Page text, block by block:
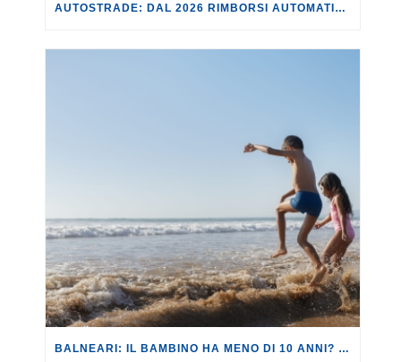
AUTOSTRADE: DAL 2026 RIMBORSI AUTOMATICI PER I DISAGI CAUSATI DA CANTIERI E BLOCCHI DEL TRAFFICO.
BALNEARI: IL BAMBINO HA MENO DI 10 ANNI? NON È AMMESSO IN SPIAGGIA.